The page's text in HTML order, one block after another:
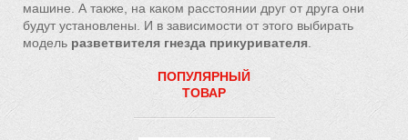
машине. А также, на каком расстоянии друг от друга они
будут установлены. И в зависимости от этого выбирать
модель разветвителя гнезда прикуривателя
ПОПУЛЯРНЫЙ
ТОВАР